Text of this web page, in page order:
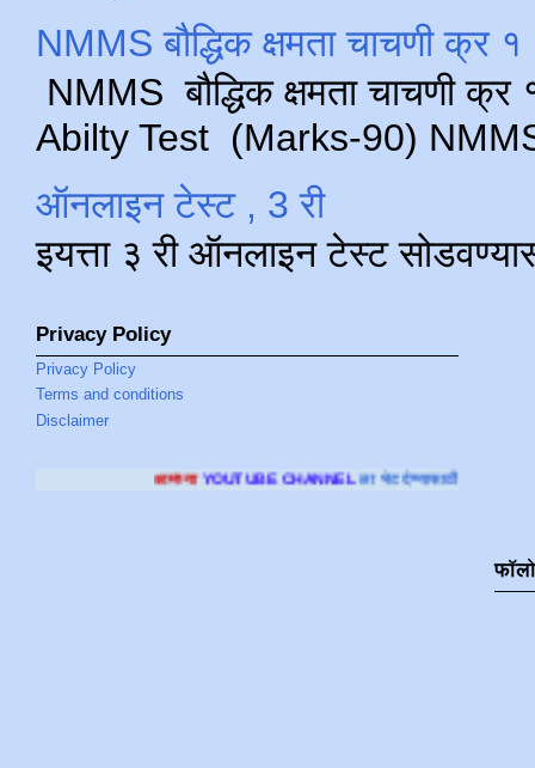
NMMS बौद्धिक क्षमता चाचणी क्र
NMMS बौद्धिक क्षमता चाचणी
Abilty Test (Marks-90) NMMS
ऑनलाइन टेस्ट , 3 री
इयत्ता ३ री ऑनलाइन टेस्ट
Privacy Policy
Privacy Policy
Terms and conditions
Disclaimer
YOUTUBE CHANNELला भेट देण्यासाठी क्लिक करा.